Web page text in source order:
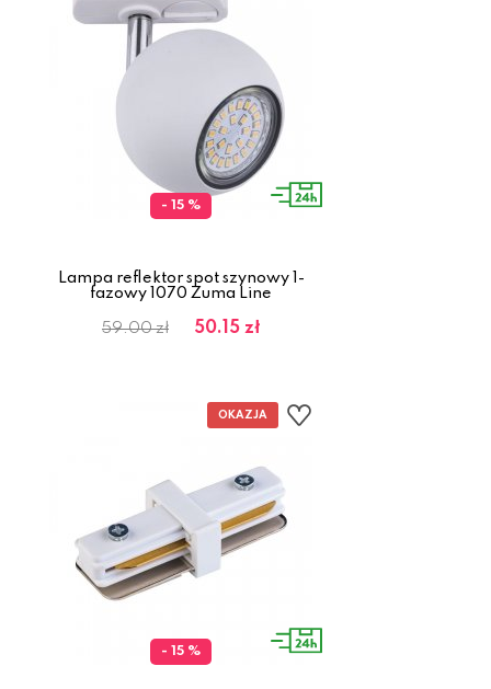
- 15 %
Lampa reflektor spot szynowy 1-
fazowy 1070 Zuma Line
59.00 zł 50.15 zł
- 15 %